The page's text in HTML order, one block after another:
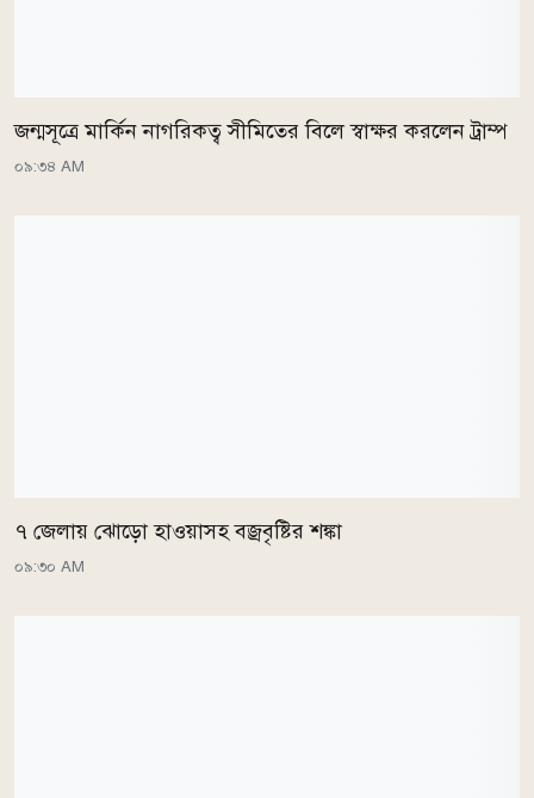
জন্মসূত্রে মার্কিন নাগরিকত্ব সীমিতের বিলে স্বাক্ষর করলেন ট্রাম্প
০৯:৩৪ AM
৭ জেলায় ঝোড়ো হাওয়াসহ বজ্রবৃষ্টির শঙ্কা
০৯:৩০ AM